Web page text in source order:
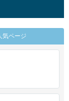
気ページ